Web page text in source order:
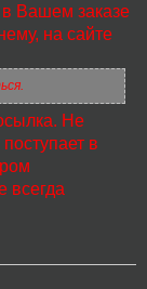
в Вашем заказе
на сайте
Не
в
всегда